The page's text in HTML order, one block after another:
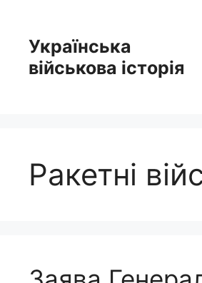
вмістуУкраїнська
військова історія
Ракетні